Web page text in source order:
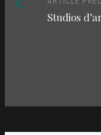
parmi
Studios